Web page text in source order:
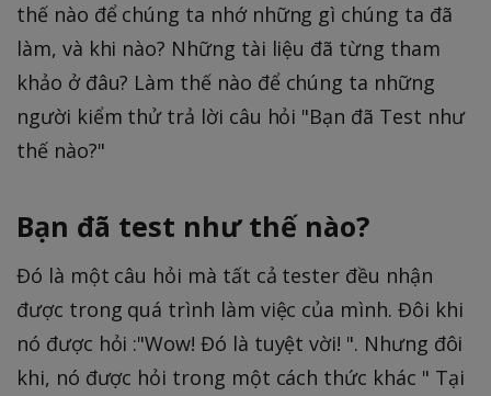
thế nào để chúng ta nhớ những gì chúng ta đã
làm, và khi nào? Những tài liệu đã từng tham
khảo ở đâu? Làm thế nào để chúng ta những
người kiểm thử trả lời câu hỏi "Bạn đã Test như
thế nào?"
Bạn đã test như thế nào?
Đó là một câu hỏi mà tất cả tester đều nhận
được trong quá trình làm việc của mình. Đôi khi
nó được hỏi :"Wow! Đó là tuyệt vời! ". Nhưng đôi
khi, nó được hỏi trong một cách thức khác " Tại